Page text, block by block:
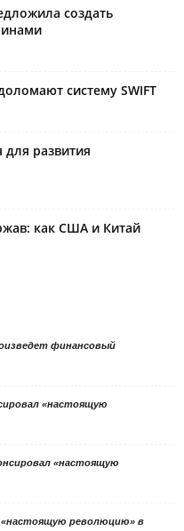
создать
систему SWIFT
для развития
как США и Китай
финансовый
«настоящую
«настоящую
«настоящую революцию» в